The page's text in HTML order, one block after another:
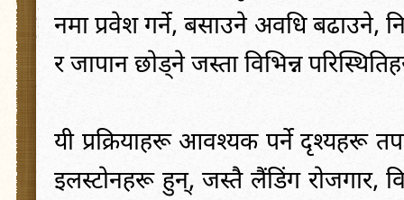
नमा प्रवेश गर्ने,बसाउने अवधि बढाउने,
र जापान छोड्ने जस्ता विभिन्न
यी प्रक्रियाहरू आवश्यक पर्ने दृश्यहरू
इलस्टोनहरू हुन्,जस्तै लैंडिंग रोजगार,